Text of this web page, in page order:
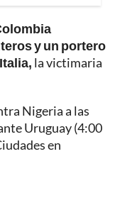
y un portero
la victimaria
Nigeria a las
Uruguay (4:00
en